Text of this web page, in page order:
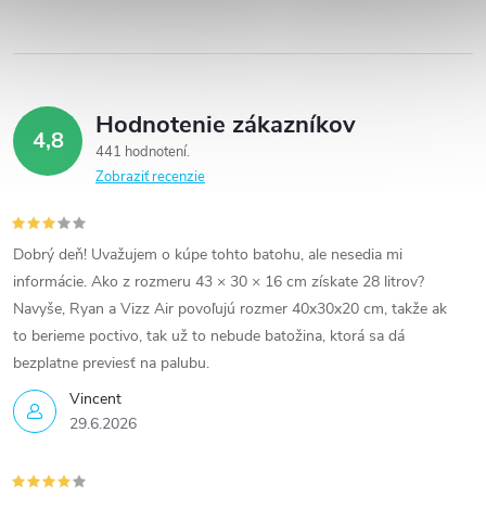
4,8 Hodnotenie zákazníkov
441 hodnotení
Zobraziť recenzie
Vincent
29.6.2026
Dobrý deň! Uvažujem o kúpe tohto batohu, ale nesedia mi
informácie. Ako z rozmeru 43 × 30 × 16 cm získate 28 litrov?
Navyše, Ryan a Vizz Air povoľujú rozmer 40x30x20 cm, takže ak
to berieme poctivo, tak už to nebude batožina, ktorá sa dá
bezplatne previesť na palubu.